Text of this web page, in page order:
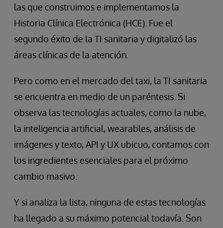
las que construimos e implementamos la
Historia Clínica Electrónica (HCE). Fue el
segundo éxito de la TI sanitaria y digitalizó las
áreas clínicas de la atención.
Pero como en el mercado del taxi, la TI sanitaria
se encuentra en medio de un paréntesis. Si
observa las tecnologías actuales, como la nube,
la inteligencia artificial, wearables, análisis de
imágenes y texto, API y UX ubicuo, contamos con
los ingredientes esenciales para el próximo
cambio masivo.
Y si analiza la lista, ninguna de estas tecnologías
ha llegado a su máximo potencial todavía. Son